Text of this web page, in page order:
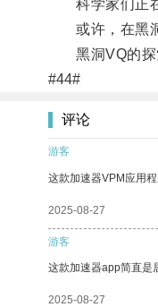
科学家们正在
或许，在黑洞
黑洞VQ的探索
#44#
评论
游客
这款加速器VPM应用
2025-08-27
游客
这款加速器app简直是
2025-08-27